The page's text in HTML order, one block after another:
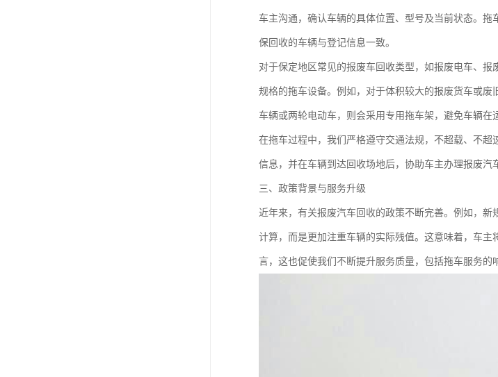
车主沟通，确认车辆的具体位置、型号及当前状态。
保回收的车辆与登记信息一致。
对于保定地区常见的报废车回收类型，如报废电车、
规格的拖车设备。例如，对于体积较大的报废货车或
车辆或两轮电动车，则会采用专用拖车架，避免车辆在
在拖车过程中，我们严格遵守交通法规，不超载、不
信息，并在车辆到达回收场地后，协助车主办理报废汽
三、政策背景与服务升级
近年来，有关报废汽车回收的政策不断完善。例如，
计算，而是更加注重车辆的实际残值。这意味着，车
言，这也促使我们不断提升服务质量，包括拖车服务的